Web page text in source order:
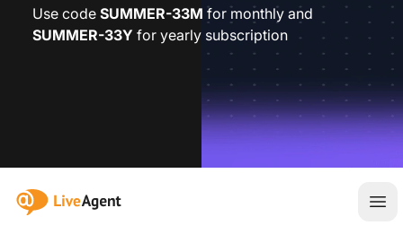
Use code SUMMER-33M for monthly and
SUMMER-33Y for yearly subscription
:site.title